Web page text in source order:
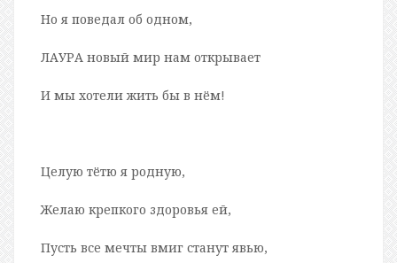
Но я поведал об одном,
ЛАУРА новый мир нам открывает
И мы хотели жить бы в нём!
Целую тётю я родную,
Желаю крепкого здоровья ей,
Пусть все мечты вмиг станут явью,